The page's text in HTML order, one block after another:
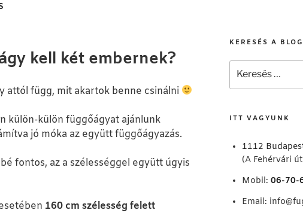
kell két embernek?
attól függ, mit akartok benne csinálni
külön-külön függőágyat ajánlunk
jó móka az együtt függőágyazás.
fontos, az a szélességgel együtt úgyis
160 cm szélesség felett
KERESÉS A
következő
ITT VAGYUNK
1112
(A Fehérvári
Mobil: 06-70-
Email: